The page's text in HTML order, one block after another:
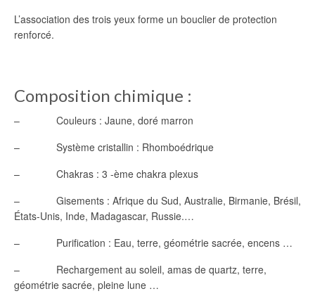
L’association des trois yeux forme un bouclier de protection
renforcé.
Composition chimique :
– Couleurs : Jaune, doré marron
– Système cristallin : Rhomboédrique
– Chakras : 3 -ème chakra plexus
– Gisements : Afrique du Sud, Australie, Birmanie, Brésil,
États-Unis, Inde, Madagascar, Russie.…
– Purification : Eau, terre, géométrie sacrée, encens …
– Rechargement au soleil, amas de quartz, terre,
géométrie sacrée, pleine lune …